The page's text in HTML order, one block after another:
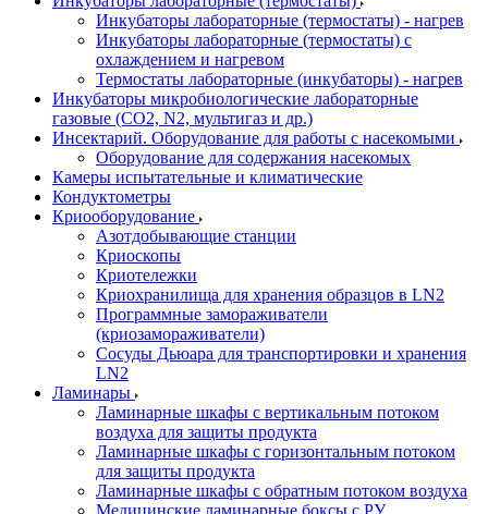
Инкубаторы лабораторные (термостаты) - нагрев
Инкубаторы лабораторные (термостаты) с
охлаждением и нагревом
Термостаты лабораторные (инкубаторы) - нагрев
Инкубаторы микробиологические лабораторные
газовые (CO2, N2, мультигаз и др.)
Инсектарий. Оборудование для работы с насекомыми
Оборудование для содержания насекомых
Камеры испытательные и климатические
Кондуктометры
Криооборудование
Азотдобывающие станции
Криоскопы
Криотележки
Криохранилища для хранения образцов в LN2
Программные замораживатели
(криозамораживатели)
Сосуды Дьюара для транспортировки и хранения
LN2
Ламинары
Ламинарные шкафы с вертикальным потоком
воздуха для защиты продукта
Ламинарные шкафы с горизонтальным потоком
для защиты продукта
Ламинарные шкафы с обратным потоком воздуха
Медицинские ламинарные боксы с РУ